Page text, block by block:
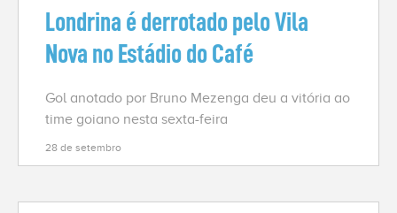
Londrina é derrotado pelo Vila
Nova no Estádio do Café
Gol anotado por Bruno Mezenga deu a vitória ao
time goiano nesta sexta-feira
28 de setembro